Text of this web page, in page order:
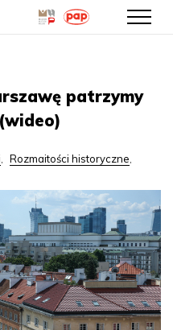
patrzymy
Rozmaitości historyczne,